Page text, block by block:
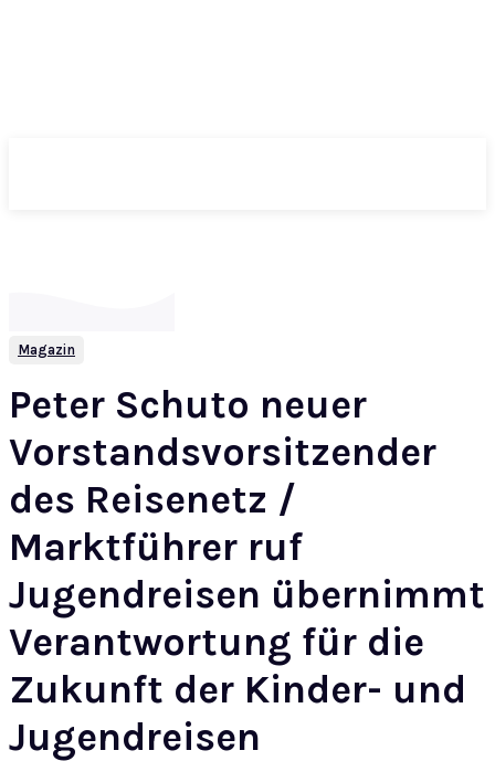
Magazin
Peter Schuto neuer
Vorstandsvorsitzender
des Reisenetz /
Marktführer ruf
Jugendreisen übernimmt
Verantwortung für die
Zukunft der Kinder- und
Jugendreisen